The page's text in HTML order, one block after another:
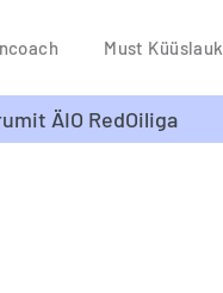
Must Küüslauk
ÄIO RedOiliga